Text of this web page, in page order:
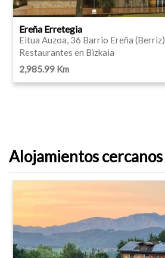
Ereña Erretegia
Eitua Auzoa, 36 Barrio Ereña (Berriz)
Restaurantes en Bizkaia
2,985.99 Km
Alojamientos cercanos